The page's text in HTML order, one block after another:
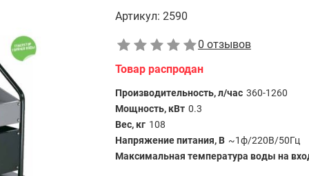
Артикул: 2590
0 отзывов
Товар распродан
Производительность, л/час 360-1260
Мощность, кВт 0.3
Вес, кг 108
Напряжение питания, В ~1ф/220В/50Гц
Максимальная температура воды на